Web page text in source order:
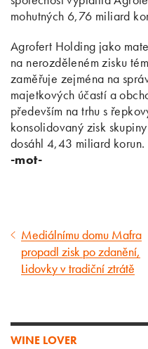
mohutných 6,76 miliard
Agrofert Holding jako
na nerozděleném zisku
zaměřuje zejména na
majetkových účastí a
především na trhu s
konsolidovaný zisk
dosáhl 4,43 miliard korun.
-mot-
Předcházející
článek
Mediálnímu domu Mafra
propadl zisk po zdanění,
Lidovky v tradiční ztrátě
WINE LOVER